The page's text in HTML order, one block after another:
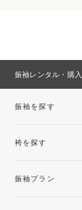
振袖レンタル・購
振袖を探す
袴を探す
振袖プラン